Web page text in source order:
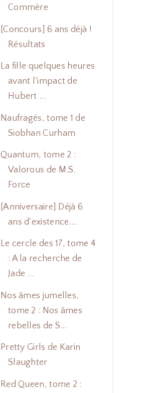
Commère
[Concours] 6 ans déjà !
Résultats
La fille quelques heures
avant l'impact de
Hubert ...
Naufragés, tome 1 de
Siobhan Curham
Quantum, tome 2 :
Valorous de M.S.
Force
[Anniversaire] Déjà 6
ans d'existence....
Le cercle des 17, tome 4
: A la recherche de
Jade ...
Nos âmes jumelles,
tome 2 : Nos âmes
rebelles de S...
Pretty Girls de Karin
Slaughter
Red Queen, tome 2 :